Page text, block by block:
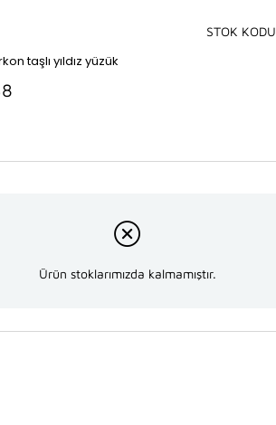
STOK KODU
taşlı yıldız yüzük
Ürün stoklarımızda kalmamıştır.